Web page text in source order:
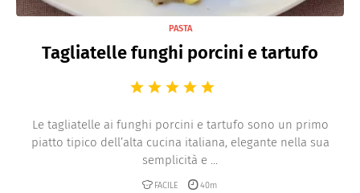
PASTA
Tagliatelle funghi porcini e tartufo
Le tagliatelle ai funghi porcini e tartufo sono un primo
piatto tipico dell’alta cucina italiana, elegante nella sua
semplicità e ...
FACILE 40m